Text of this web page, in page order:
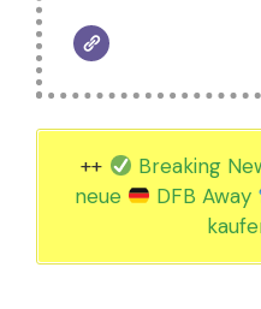
++
Breaking
neue
DFB Away